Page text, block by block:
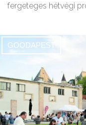
fergeteges hétvégi
GOODAPEST